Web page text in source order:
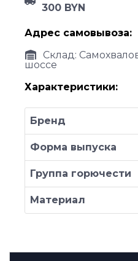
300 BYN
Адрес самовывоза:
Склад:
шоссе
Характеристики:
Бренд
Форма выпуска
Группа горючести
Материал